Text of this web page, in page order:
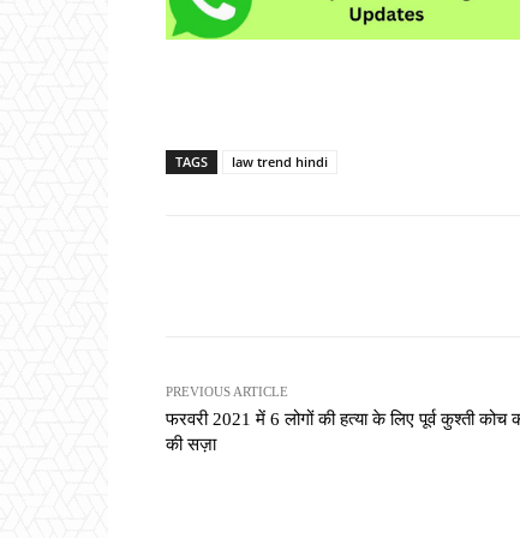
TAGS law trend hindi
PREVIOUS ARTICLE
फरवरी 2021 में 6 लोगों की हत्या के लिए पूर्व कुश्ती कोच
की सज़ा